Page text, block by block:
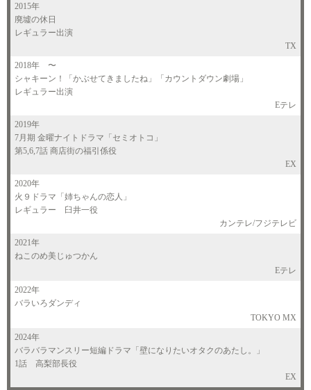
2015年
廃墟の休日
レギュラー出演
TX
2018年
〜
シャキーン！「かぶせてきましたね」「カウントダウン劇場」
レギュラー出演
Eテレ
2019年
7月期 金曜ナイトドラマ「セミオトコ」
第5,6,7話 商店街の福引係役
EX
2020年
火９ドラマ「姉ちゃんの恋人」
レギュラー 臼井一役
カンテレ/フジテレビ
2021年
ねこのめ美じゅつかん
Eテレ
2022年
バラいろダンディ
TOKYO MX
2024年
バラバラマンスリー短編ドラマ「壁になりたいオタクのあたし。」
1話 高梨部長役
EX